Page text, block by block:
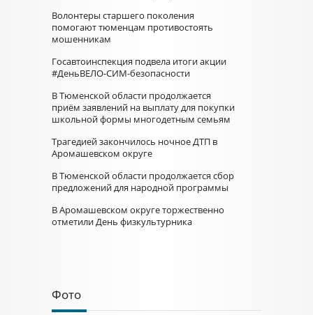
Волонтеры старшего поколения
помогают тюменцам противостоять
мошенникам
Госавтоинспекция подвела итоги акции
#ДеньВЕЛО-СИМ-безопасности
В Тюменской области продолжается
приём заявлений на выплату для покупки
школьной формы многодетным семьям
Трагедией закончилось ночное ДТП в
Аромашевском округе
В Тюменской области продолжается сбор
предложений для народной программы
В Аромашевском округе торжественно
отметили День физкультурника
Фото